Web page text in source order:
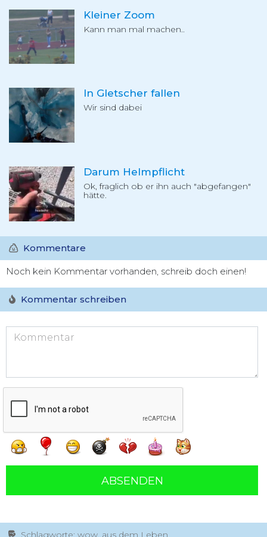
Kleiner Zoom
Kann man mal machen..
In Gletscher fallen
Wir sind dabei
Darum Helmpflicht
Ok, fraglich ob er ihn auch "abgefangen"
hätte.
Kommentare
Noch kein Kommentar vorhanden, schreib doch einen!
Kommentar schreiben
ABSENDEN
Schlagworte: wow, aus dem Leben